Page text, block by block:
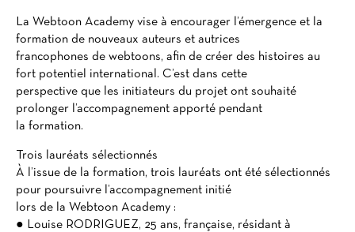
La Webtoon Academy vise à encourager l’émergence et la
formation de nouveaux auteurs et autrices
francophones de webtoons, afin de créer des histoires au
fort potentiel international. C’est dans cette
perspective que les initiateurs du projet ont souhaité
prolonger l’accompagnement apporté pendant
la formation.
Trois lauréats sélectionnés
À l’issue de la formation, trois lauréats ont été sélectionnés
pour poursuivre l’accompagnement initié
lors de la Webtoon Academy :
● Louise RODRIGUEZ, 25 ans, française, résidant à